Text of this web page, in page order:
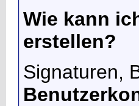
Wie kann
erstellen?
Signaturen,